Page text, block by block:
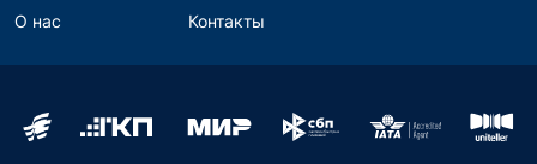
О нас
Контакты